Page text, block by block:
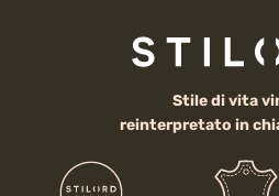
Stile di vita
reinterpretato in